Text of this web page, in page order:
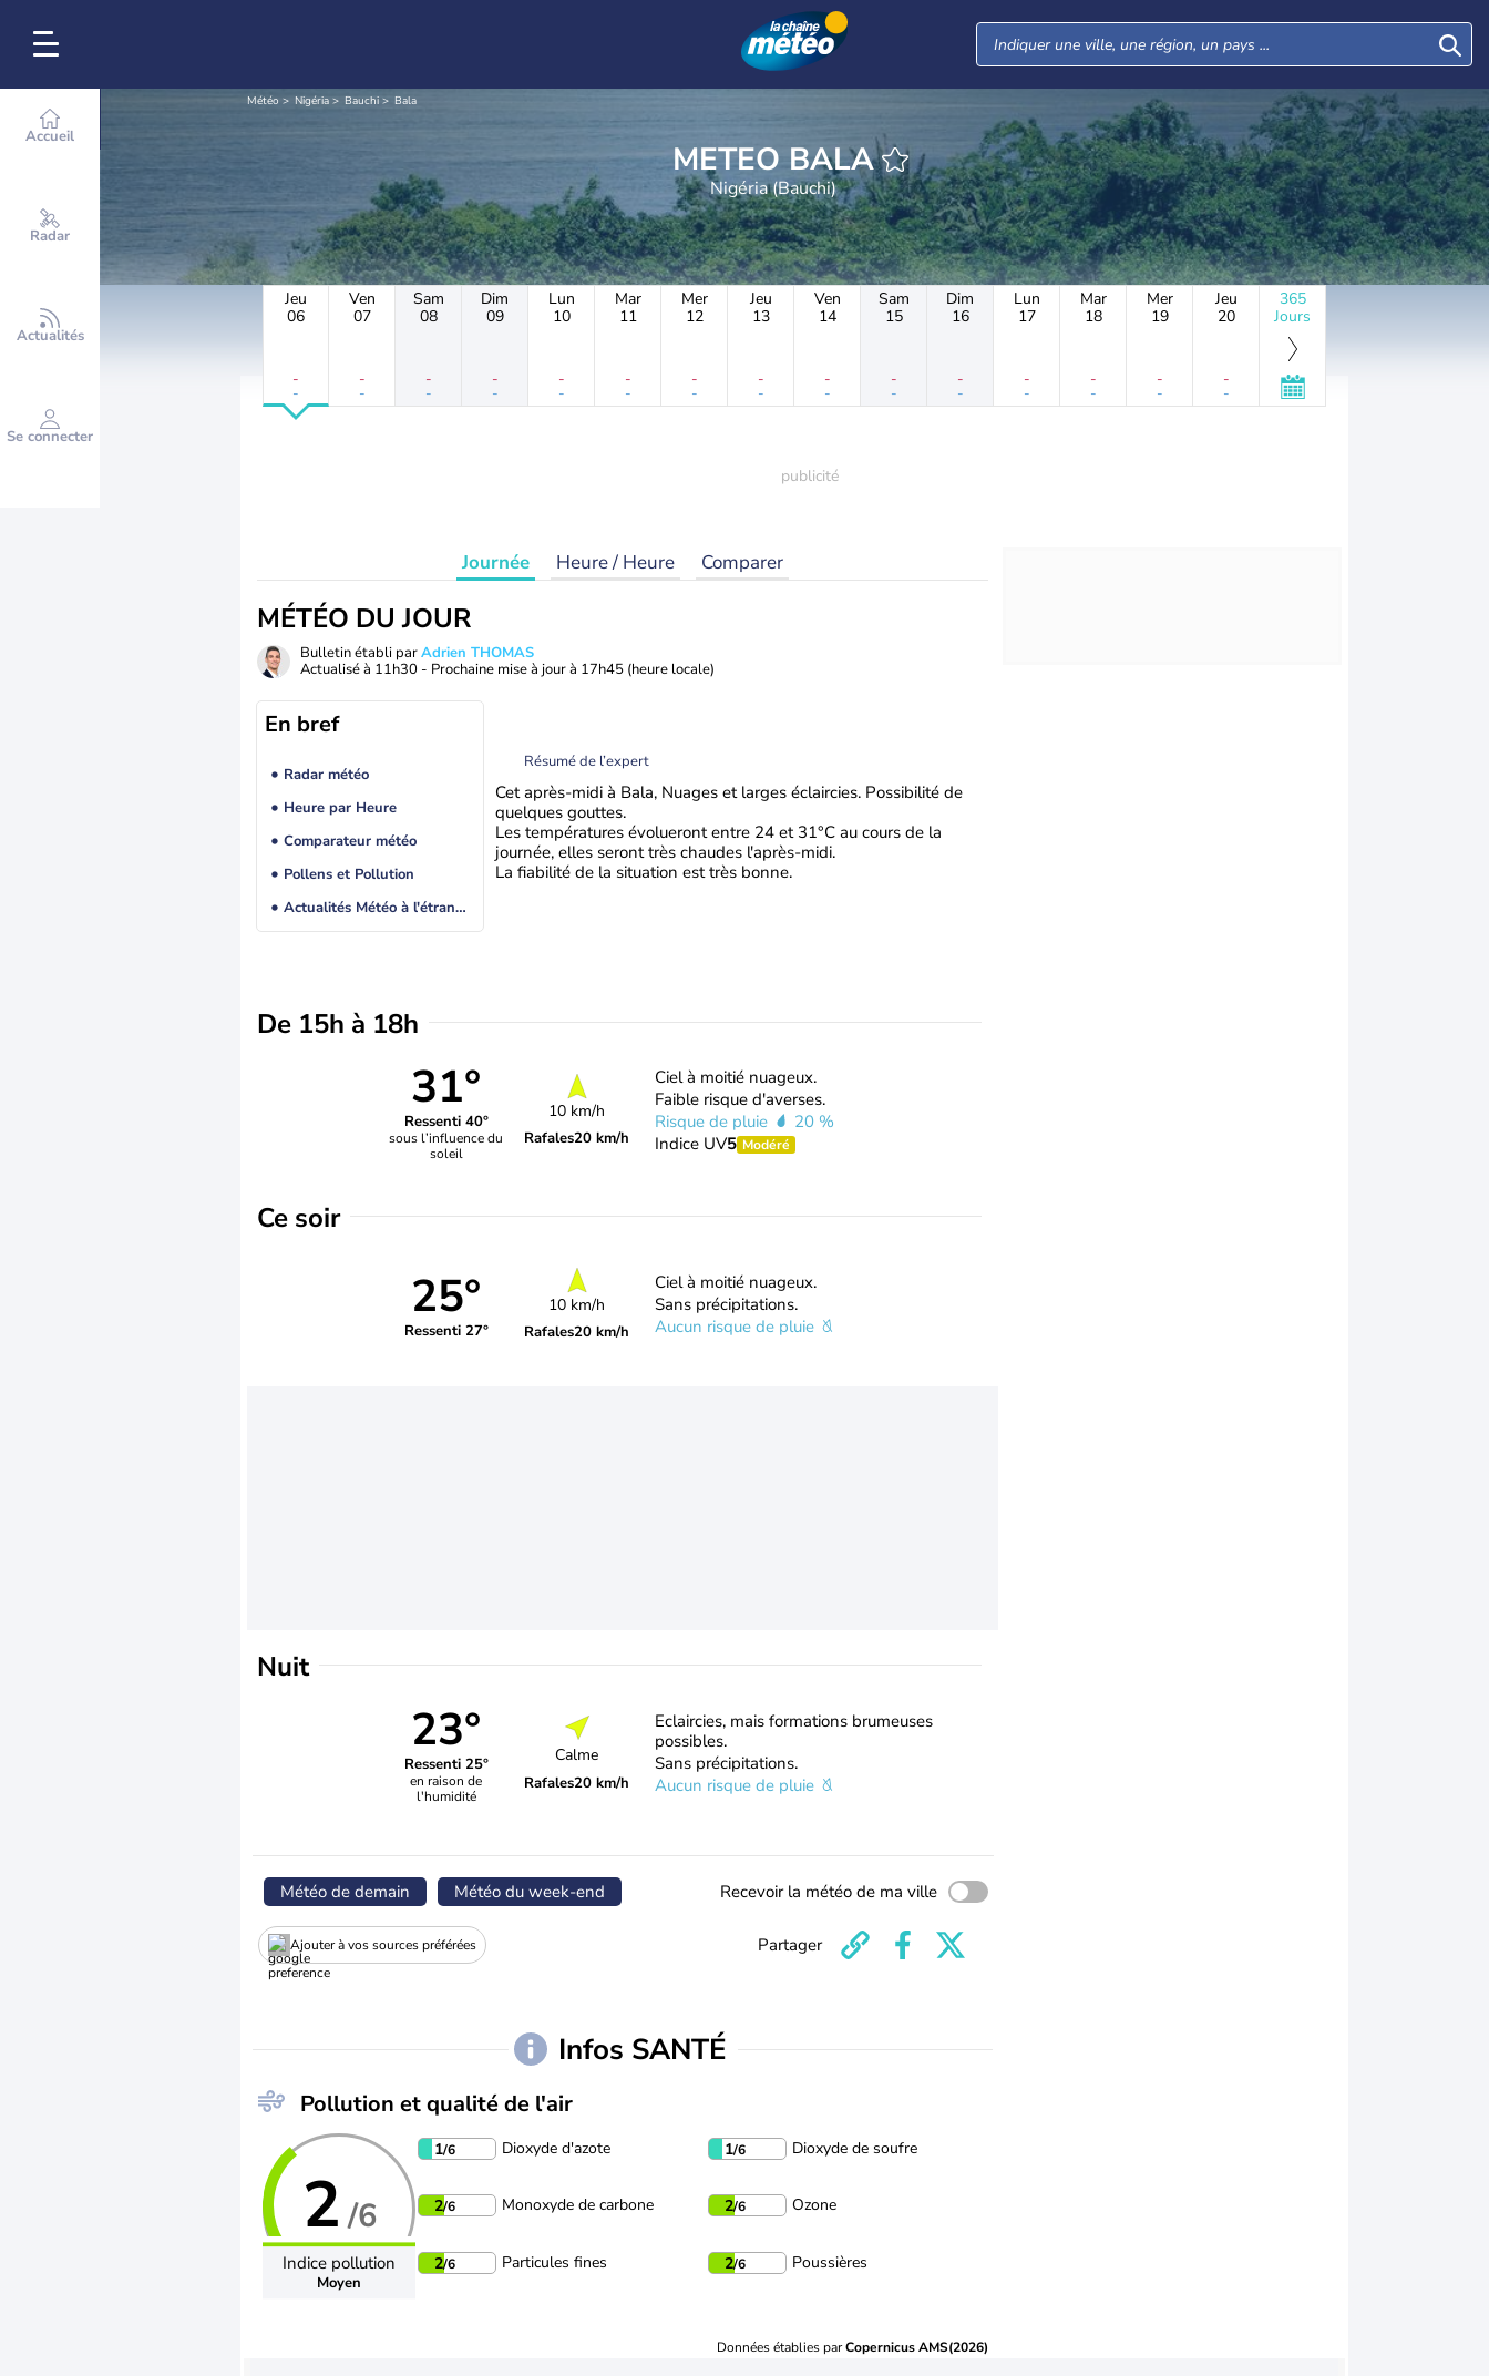
Accueil
Radar
Actualités
Se connecter
Météo Nigéria Bauchi Bala
METEO BALA
Nigéria (Bauchi)
Jeu
06
-
-
Ven
07
-
-
Sam
08
-
-
Dim
09
-
-
Lun
10
-
-
Mar
11
-
-
Mer
12
-
-
Jeu
13
-
-
Ven
14
-
-
Sam
15
-
-
Dim
16
-
-
Lun
17
-
-
Mar
18
-
-
Mer
19
-
-
Jeu
20
-
-
365
Jours
Journée Heure / Heure Comparer
MÉTÉO DU JOUR
Bulletin établi parAdrien THOMAS
Actualisé à 11h30 - Prochaine mise à jour à 17h45 (heure locale)
En bref
Radar météo
Heure par Heure
Comparateur météo
Pollens et Pollution
Actualités Météo à l'étranger
Résumé de l’expert
Cet après-midi à Bala, Nuages et larges éclaircies. Possibilité de
quelques gouttes.
Les températures évolueront entre 24 et 31°C au cours de la
journée, elles seront très chaudes l'après-midi.
La fiabilité de la situation est très bonne.
De 15h à 18h
31°
Ressenti 40°
sous l’influence du
soleil
10 km/h
Rafales20 km/h
Ciel à moitié nuageux.
Faible risque d'averses.
Risque de pluie
20 %
Indice UV5 Modéré
Ce soir
25°
Ressenti 27°
10 km/h
Rafales20 km/h
Ciel à moitié nuageux.
Sans précipitations.
Aucun risque de pluie
Nuit
23°
Ressenti 25°
en raison de
l'humidité
Calme
Rafales20 km/h
Eclaircies, mais formations brumeuses
possibles.
Sans précipitations.
Aucun risque de pluie
Météo de demain Météo du week-end Recevoir la météo de ma ville
Ajouter à vos sources préférées Partager
Infos SANTÉ
Pollution et qualité de l'air
2 /6
Indice pollution
Moyen
1/6 Dioxyde d'azote 1/6 Dioxyde de soufre
2/6 Monoxyde de carbone 2/6 Ozone
2/6 Particules fines 2/6 Poussières
Données établies parCopernicus AMS(2026)